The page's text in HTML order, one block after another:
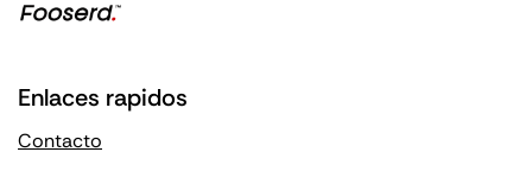
Enlaces rapidos
Contacto